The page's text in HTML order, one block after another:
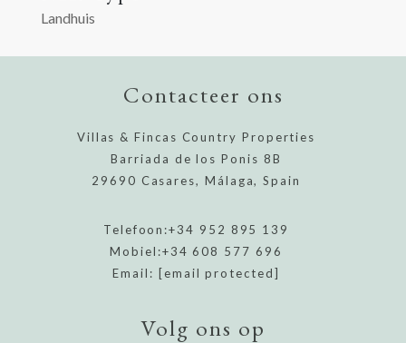
Landhuis
Contacteer ons
Villas & Fincas Country Properties
Barriada de los Ponis 8B
29690 Casares, Málaga, Spain
Telefoon:+34 952 895 139
Mobiel:+34 608 577 696
Email: [email protected]
Volg ons op